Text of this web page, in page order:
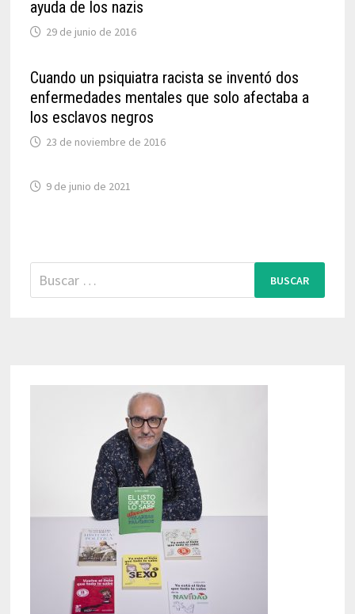
ayuda de los nazis
29 de junio de 2016
Cuando un psiquiatra racista se inventó dos
enfermedades mentales que solo afectaba a
los esclavos negros
23 de noviembre de 2016
9 de junio de 2021
Buscar: